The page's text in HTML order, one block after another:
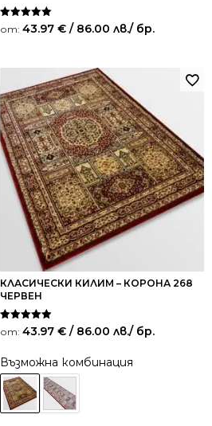
Оценено на
5.00
от: 43.97 € / 86.00 лв./ бр.
КЛАСИЧЕСКИ КИЛИМ – КОРОНА 268
ЧЕРВЕН
Оценено на
5.00
от: 43.97 € / 86.00 лв./ бр.
Възможна комбинация